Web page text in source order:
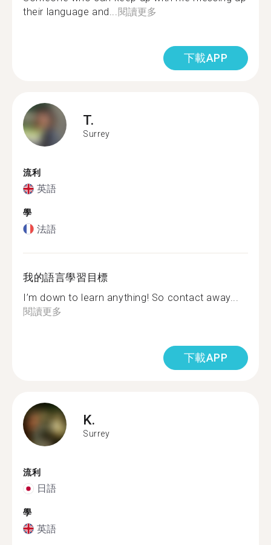
their language and... 閱讀更多
下載APP
T.
Surrey
流利
英語
學
法語
我的語言學習目標
I’m down to learn anything! So contact away...
閱讀更多
下載APP
K.
Surrey
流利
日語
學
英語